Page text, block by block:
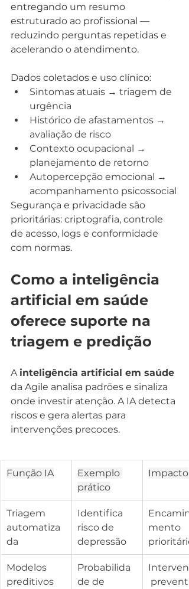
entregando um resumo
estruturado ao profissional —
reduzindo perguntas repetidas e
acelerando o atendimento.
Dados coletados e uso clínico:
Sintomas atuais → triagem de
urgência
Histórico de afastamentos →
avaliação de risco
Contexto ocupacional →
planejamento de retorno
Autopercepção emocional →
acompanhamento psicossocial
Segurança e privacidade são
prioritárias: criptografia, controle
de acesso, logs e conformidade
com normas.
Como a inteligência
artificial em saúde
oferece suporte na
triagem e predição
A inteligência artificial em saúde
da Agile analisa padrões e sinaliza
onde investir atenção. A IA detecta
riscos e gera alertas para
intervenções precoces.
Função IA
Exemplo
prático
Impacto
Triagem
automatiza
da
Identifica
risco de
depressão
mento
prioritário
Modelos
preditivos
Probabilida
de de